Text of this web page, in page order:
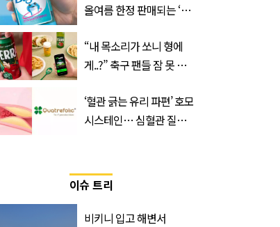
올여름 한정 판매되는 ‘최
“내 목소리가 쏘니 형에
게..?” 축구 팬들 잠 못 들
트
‘혈관 긁는 유리 파편’ 호모
시스테인… 심혈관 질환
이슈 트리
비키니 입고 해변서